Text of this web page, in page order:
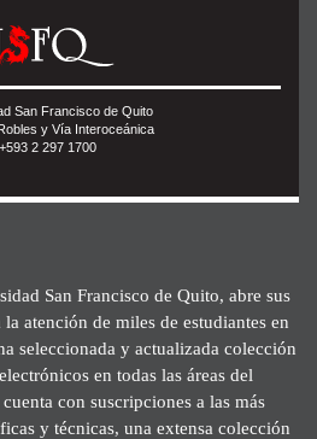
San Francisco de Quito
y Vía Interoceánica
+593 2 297 1700
San Francisco de Quito, abre sus
atención de miles de estudiantes en
seleccionada y actualizada colección
en todas las áreas del
con suscripciones a las más
y técnicas, una extensa colección